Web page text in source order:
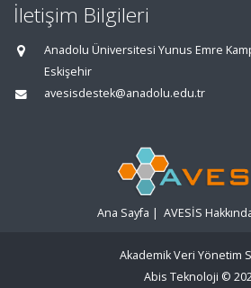
İletişim Bilgileri
Anadolu Üniversitesi Yunus Emre
Eskişehir
avesisdestek@anadolu.edu.tr
Ana Sayfa | AVESİS
Akademik Veri Yönetim
Abis Teknoloji ©